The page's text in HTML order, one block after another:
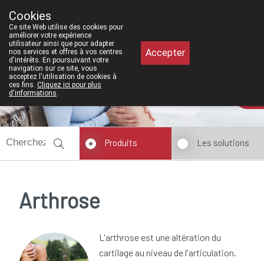
011/610300
Produits Les solutions
Arthrose
L'arthrose est une altération du
cartilage au niveau de l'articulation.
Cookies
Ce site Web utilise des cookies pour
améliorer votre expérience
utilisateur ainsi que pour adapter
nos services et offres à vos centres
d'intérêts. En poursuivant votre
navigation sur ce site, vous
acceptez l'utilisation de cookies à
ces fins. Cliquez ici pour plus
d'informations.
Accepter